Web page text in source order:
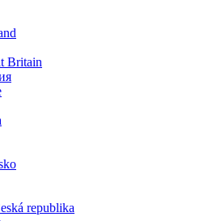
Britain
republika